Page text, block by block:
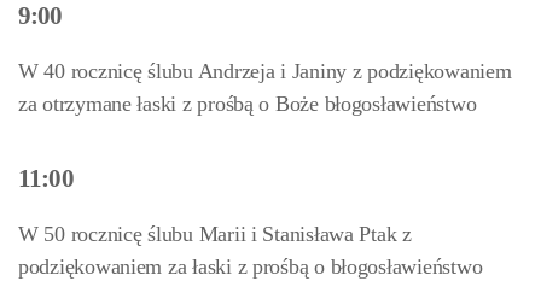
9:00
W 40 rocznicę ślubu Andrzeja i Janiny z podziękowaniem
za otrzymane łaski z prośbą o Boże błogosławieństwo
11:00
W 50 rocznicę ślubu Marii i Stanisława Ptak z
podziękowaniem za łaski z prośbą o błogosławieństwo